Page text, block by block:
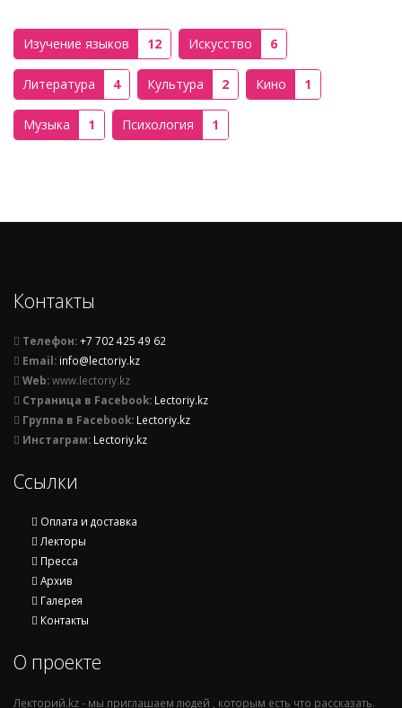
Изучение языков 12 Искусство 6
Литература 4 Культура 2 Кино 1
Музыка 1 Психология 1
Контакты
Телефон:+7 702 425 49 62
Email: info@lectoriy.kz
Web:www.lectoriy.kz
Страница в Facebook: Lectoriy.kz
Группа в Facebook: Lectoriy.kz
Инстаграм: Lectoriy.kz
Ссылки
Оплата и доставка
Лекторы
Пресса
Архив
Галерея
Контакты
О проекте
Лекторий.kz - мы приглашаем людей , которым есть что рассказать.